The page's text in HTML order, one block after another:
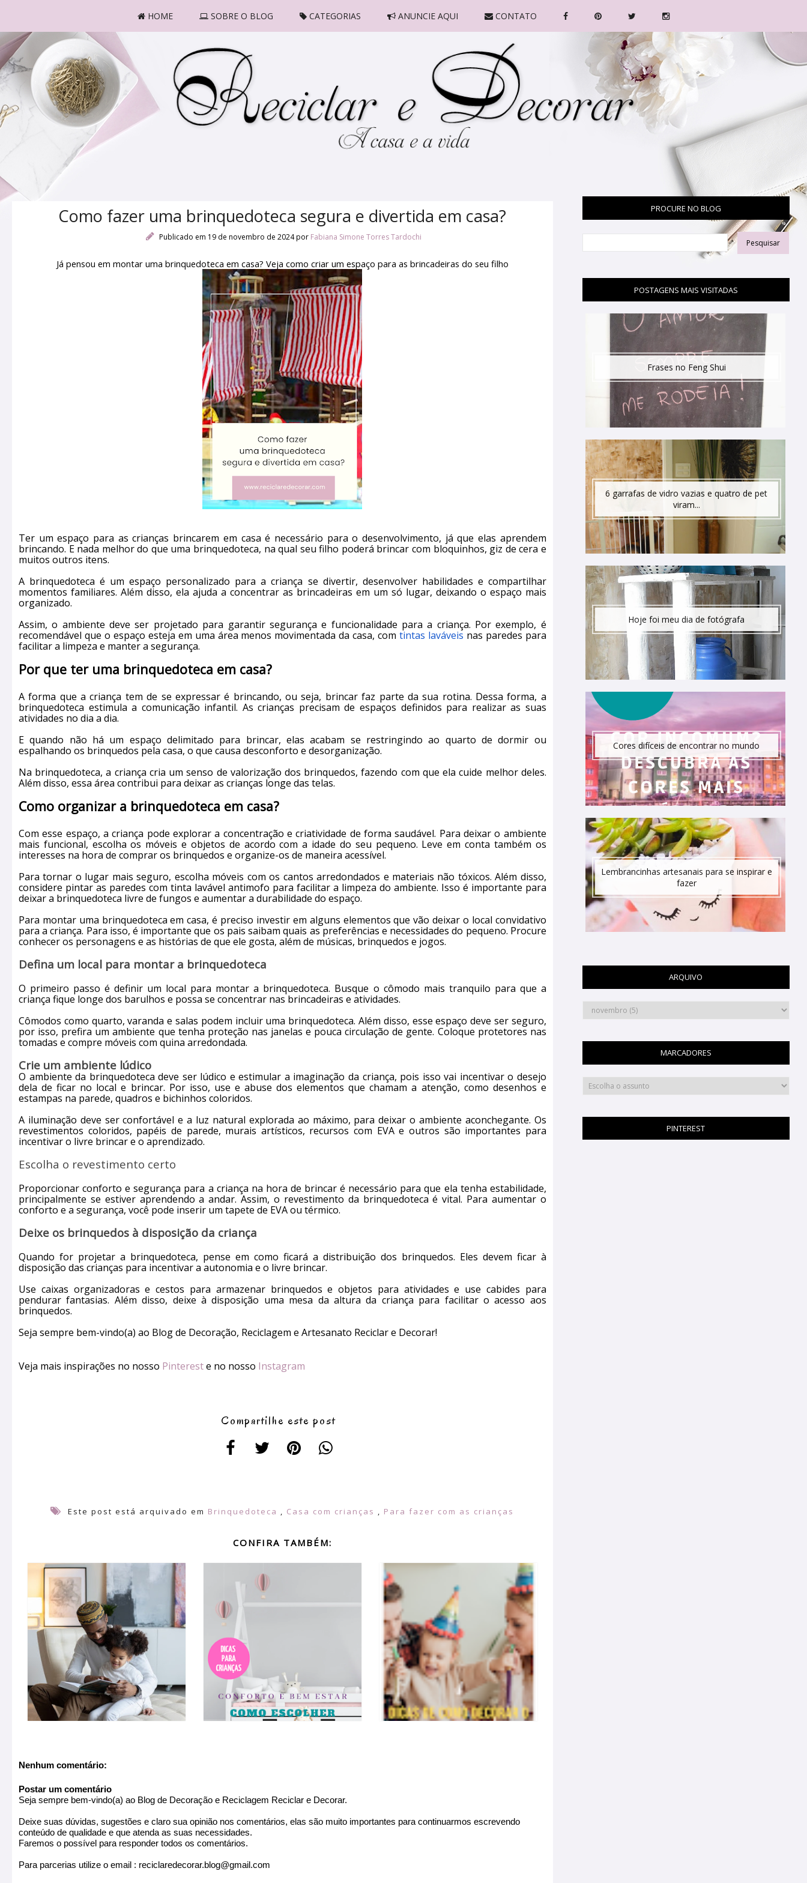
HOME SOBRE O BLOG CATEGORIAS ANUNCIE AQUI CONTATO
Como fazer uma brinquedoteca segura e divertida em casa?
Publicado em 19 de novembro de 2024por Fabiana Simone Torres Tardochi
Já pensou em montar uma brinquedoteca em casa? Veja como criar um espaço para as brincadeiras do seu filho
Ter um espaço para as crianças brincarem em casa é necessário para o desenvolvimento, já que elas aprendem
brincando. E nada melhor do que uma brinquedoteca, na qual seu filho poderá brincar com bloquinhos, giz de cera e
muitos outros itens.
A brinquedoteca é um espaço personalizado para a criança se divertir, desenvolver habilidades e compartilhar
momentos familiares. Além disso, ela ajuda a concentrar as brincadeiras em um só lugar, deixando o espaço mais
organizado.
Assim, o ambiente deve ser projetado para garantir segurança e funcionalidade para a criança. Por exemplo, é
recomendável que o espaço esteja em uma área menos movimentada da casa, comtintas laváveis nas paredes para
facilitar a limpeza e manter a segurança.
Por que ter uma brinquedoteca em casa?
A forma que a criança tem de se expressar é brincando, ou seja, brincar faz parte da sua rotina. Dessa forma, a
brinquedoteca estimula a comunicação infantil. As crianças precisam de espaços definidos para realizar as suas
atividades no dia a dia.
E quando não há um espaço delimitado para brincar, elas acabam se restringindo ao quarto de dormir ou
espalhando os brinquedos pela casa, o que causa desconforto e desorganização.
Na brinquedoteca, a criança cria um senso de valorização dos brinquedos, fazendo com que ela cuide melhor deles.
Além disso, essa área contribui para deixar as crianças longe das telas.
Como organizar a brinquedoteca em casa?
Com esse espaço, a criança pode explorar a concentração e criatividade de forma saudável. Para deixar o ambiente
mais funcional, escolha os móveis e objetos de acordo com a idade do seu pequeno. Leve em conta também os
interesses na hora de comprar os brinquedos e organize-os de maneira acessível.
Para tornar o lugar mais seguro, escolha móveis com os cantos arredondados e materiais não tóxicos. Além disso,
considere pintar as paredes com tinta lavável antimofo para facilitar a limpeza do ambiente. Isso é importante para
deixar a brinquedoteca livre de fungos e aumentar a durabilidade do espaço.
Para montar uma brinquedoteca em casa, é preciso investir em alguns elementos que vão deixar o local convidativo
para a criança. Para isso, é importante que os pais saibam quais as preferências e necessidades do pequeno. Procure
conhecer os personagens e as histórias de que ele gosta, além de músicas, brinquedos e jogos.
Defina um local para montar a brinquedoteca
O primeiro passo é definir um local para montar a brinquedoteca. Busque o cômodo mais tranquilo para que a
criança fique longe dos barulhos e possa se concentrar nas brincadeiras e atividades.
Cômodos como quarto, varanda e salas podem incluir uma brinquedoteca. Além disso, esse espaço deve ser seguro,
por isso, prefira um ambiente que tenha proteção nas janelas e pouca circulação de gente. Coloque protetores nas
tomadas e compre móveis com quina arredondada.
Crie um ambiente lúdico
O ambiente da brinquedoteca deve ser lúdico e estimular a imaginação da criança, pois isso vai incentivar o desejo
dela de ficar no local e brincar. Por isso, use e abuse dos elementos que chamam a atenção, como desenhos e
estampas na parede, quadros e bichinhos coloridos.
A iluminação deve ser confortável e a luz natural explorada ao máximo, para deixar o ambiente aconchegante. Os
revestimentos coloridos, papéis de parede, murais artísticos, recursos com EVA e outros são importantes para
incentivar o livre brincar e o aprendizado.
Escolha o revestimento certo
Proporcionar conforto e segurança para a criança na hora de brincar é necessário para que ela tenha estabilidade,
principalmente se estiver aprendendo a andar. Assim, o revestimento da brinquedoteca é vital. Para aumentar o
conforto e a segurança, você pode inserir um tapete de EVA ou térmico.
Deixe os brinquedos à disposição da criança
Quando for projetar a brinquedoteca, pense em como ficará a distribuição dos brinquedos. Eles devem ficar à
disposição das crianças para incentivar a autonomia e o livre brincar.
Use caixas organizadoras e cestos para armazenar brinquedos e objetos para atividades e use cabides para
pendurar fantasias. Além disso, deixe à disposição uma mesa da altura da criança para facilitar o acesso aos
brinquedos.
Seja sempre bem-vindo(a) ao Blog de Decoração, Reciclagem e Artesanato Reciclar e Decorar!
Veja mais inspirações no nosso Pintereste no nosso Instagram
Compartilhe este post
Este post está arquivado em Brinquedoteca , Casa com crianças , Para fazer com as crianças
CONFIRA TAMBÉM:
Nenhum comentário:
Postar um comentário
Seja sempre bem-vindo(a) ao Blog de Decoração e Reciclagem Reciclar e Decorar.
Deixe suas dúvidas, sugestões e claro sua opinião nos comentários, elas são muito importantes para continuarmos escrevendo
conteúdo de qualidade e que atenda as suas necessidades.
Faremos o possível para responder todos os comentários.
Para parcerias utilize o email : reciclaredecorar.blog@gmail.com
PROCURE NO BLOG
POSTAGENS MAIS VISITADAS
Frases no Feng Shui
6 garrafas de vidro vazias e quatro de pet
viram...
Hoje foi meu dia de fotógrafa
Cores difíceis de encontrar no mundo
Lembrancinhas artesanais para se inspirar e
fazer
ARQUIVO
MARCADORES
PINTEREST